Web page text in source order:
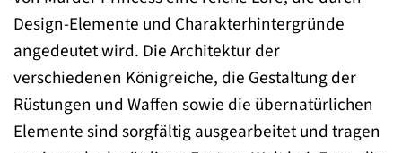
Design-Elemente und Charakterhintergründe
angedeutet wird. Die Architektur der
verschiedenen Königreiche, die Gestaltung der
Rüstungen und Waffen sowie die übernatürlichen
Elemente sind sorgfältig ausgearbeitet und tragen